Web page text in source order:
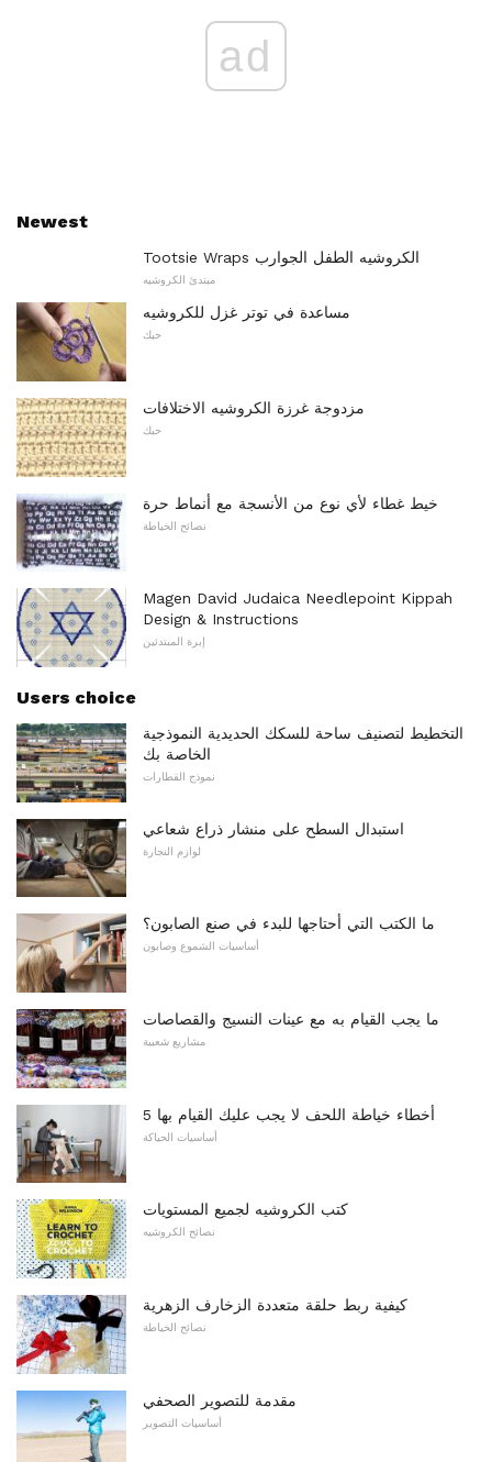
ad
Newest
Tootsie Wraps الكروشيه الطفل الجوارب
مبتدئ الكروشيه
مساعدة في توتر غزل للكروشيه
حبك
مزدوجة غرزة الكروشيه الاختلافات
حبك
خيط غطاء لأي نوع من الأنسجة مع أنماط حرة
نصائح الخياطة
Magen David Judaica Needlepoint Kippah
Design & Instructions
إبرة المبتدئين
Users choice
التخطيط لتصنيف ساحة للسكك الحديدية النموذجية
الخاصة بك
نموذج القطارات
استبدال السطح على منشار ذراع شعاعي
لوازم النجارة
ما الكتب التي أحتاجها للبدء في صنع الصابون؟
أساسيات الشموع وصابون
ما يجب القيام به مع عينات النسيج والقصاصات
مشاريع شعبية
5 أخطاء خياطة اللحف لا يجب عليك القيام بها
أساسيات الحياكة
كتب الكروشيه لجميع المستويات
نصائح الكروشيه
كيفية ربط حلقة متعددة الزخارف الزهرية
نصائح الخياطة
مقدمة للتصوير الصحفي
أساسيات التصوير